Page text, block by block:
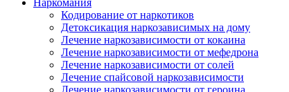
Наркомания
Кодирование от наркотиков
Детоксикация наркозависимых на дому
Лечение наркозависимости от кокаина
Лечение наркозависимости от мефедрона
Лечение наркозависимости от солей
Лечение спайсовой наркозависимости
Лечение наркозависимости от героина